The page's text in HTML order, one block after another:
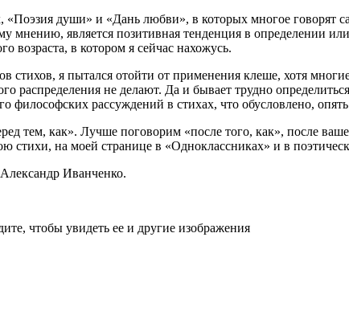
души» и «Дань любви», в которых многое говорят
мнению, является позитивная тенденция в определении
возраста, в котором я сейчас нахожусь.
стихов, я пытался отойти от применения клеше, хотя
распределения не делают. Да и бывает трудно
философских рассуждений в стихах, что обусловлено,
тем, как». Лучше поговорим «после того, как», после
стихи, на моей странице в «Одноклассниках» и в
Иванченко.
чтобы увидеть ее и другие изображения